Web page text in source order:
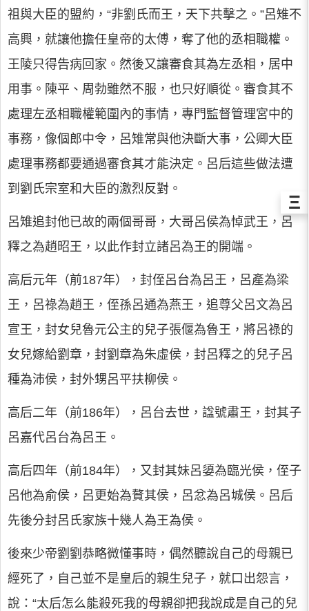
祖與大臣的盟約，“非劉氏而王，天下共擊之。”呂雉不
高興，就讓他擔任皇帝的太傅，奪了他的丞相職權。
王陵只得告病回家。然後又讓審食其為左丞相，居中
用事。陳平、周勃雖然不服，也只好順從。審食其不
處理左丞相職權範圍內的事情，專門監督管理宮中的
事務，像個郎中令，呂雉常與他決斷大事，公卿大臣
處理事務都要通過審食其才能決定。呂后這些做法遭
到劉氏宗室和大臣的激烈反對。
呂雉追封他已故的兩個哥哥，大哥呂侯為悼武王，呂
釋之為趙昭王，以此作封立諸呂為王的開端。
高后元年（前187年），封侄呂台為呂王，呂產為梁
王，呂祿為趙王，侄孫呂通為燕王，追尊父呂文為呂
宣王，封女兒魯元公主的兒子張偃為魯王，將呂祿的
女兒嫁給劉章，封劉章為朱虛侯，封呂釋之的兒子呂
種為沛侯，封外甥呂平扶柳侯。
高后二年（前186年），呂台去世，諡號肅王，封其子
呂嘉代呂台為呂王。
高后四年（前184年），又封其妹呂嬃為臨光侯，侄子
呂他為俞侯，呂更始為贅其侯，呂忿為呂城侯。呂后
先後分封呂氏家族十幾人為王為侯。
後來少帝劉劉恭略微懂事時，偶然聽說自己的母親已
經死了，自己並不是皇后的親生兒子，就口出怨言，
說：“太后怎么能殺死我的母親卻把我說成是自己的兒
Ξ